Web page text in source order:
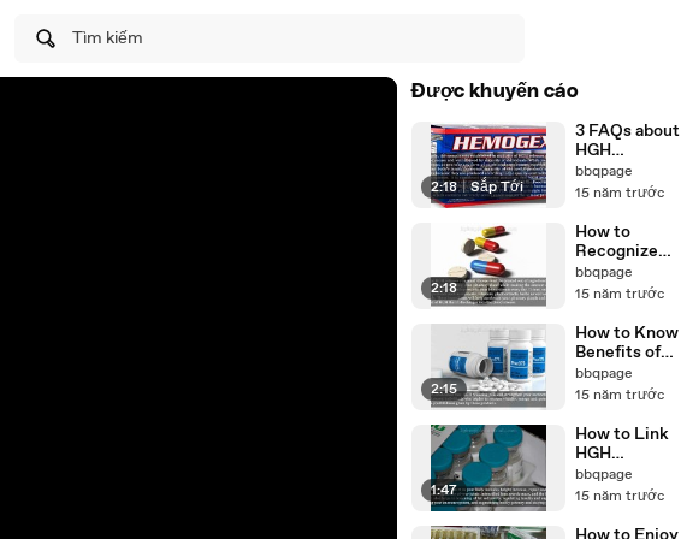
Tìm kiếm
Được khuyến cáo
2:18 | Sắp Tới
3 FAQs about
HGH
Releasers
bbqpage
15 năm trước
2:18
How to
Recognize
Natural HGH
Releasers
bbqpage
15 năm trước
2:15
How to Know
Benefits of
HGH
Releasers
bbqpage
15 năm trước
1:47
How to Link
HGH
Releasers and
Physical
bbqpage
15 năm trước